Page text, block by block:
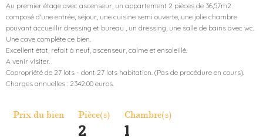
Au premier étage avec ascenseur, un appartement 2 pièces de 36,57m2
composé d'une entrée, séjour, une cuisine semi ouverte, une jolie chambre
pouvant accueillir dressing et bureau , un dressing, une salle de bains avec wc.
Une cave complète ce bien.
Excellent état, refait à neuf, ascenseur, calme et ensoleillé.
A venir visiter.
Copropriété de 27 lots - dont 27 lots habitation. (Pas de procédure en cours).
Prix du bien Pièce(s)
2
Chambre(s)
1